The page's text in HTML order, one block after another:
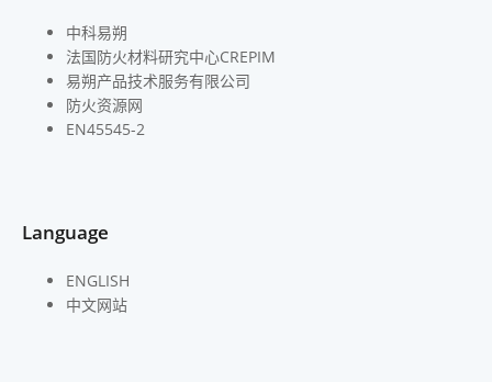
中科易朔
法国防火材料研究中心CREPIM
易朔产品技术服务有限公司
防火资源网
EN45545-2
Language
ENGLISH
中文网站